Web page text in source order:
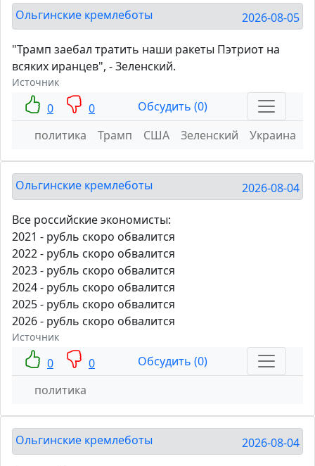
Ольгинские кремлеботы 2026-08-05
"Трамп заебал тратить наши ракеты Пэтриот на
всяких иранцев", - Зеленский.
Источник
0 0
Обсудить (0)
политика
Трамп США Зеленский Украина
Ольгинские кремлеботы 2026-08-04
Все российские экономисты:
2021 - рубль скоро обвалится
2022 - рубль скоро обвалится
2023 - рубль скоро обвалится
2024 - рубль скоро обвалится
2025 - рубль скоро обвалится
2026 - рубль скоро обвалится
Источник
0 0
Обсудить (0)
политика
Ольгинские кремлеботы 2026-08-04